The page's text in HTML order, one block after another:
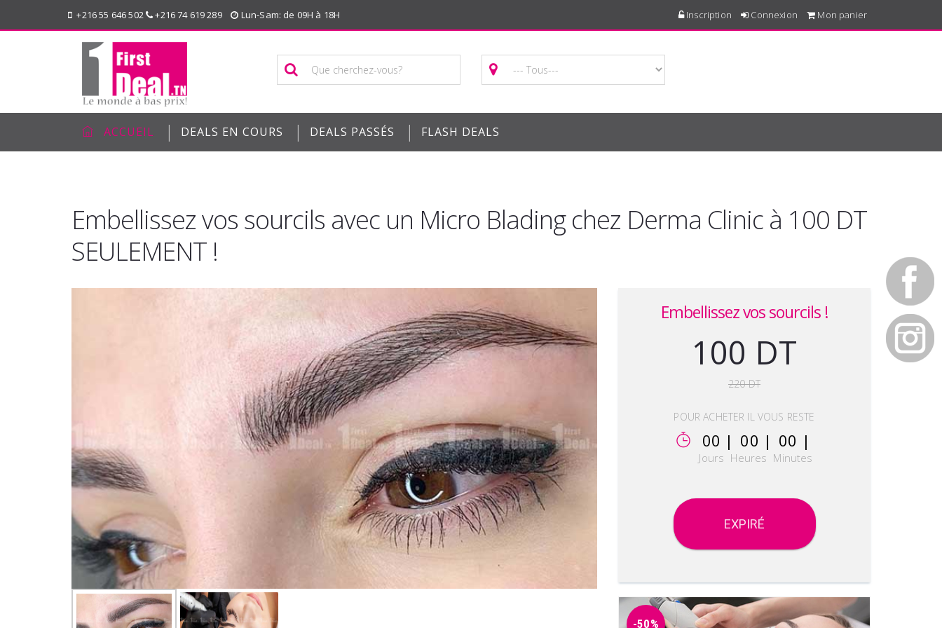
+216 55 646 502 +216 74 619 289 Lun-Sam: de 09H à 18H Inscription Connexion Mon panier
ACCUEIL | DEALS EN COURS | DEALS PASSÉS | FLASH DEALS
Embellissez vos sourcils avec un Micro Blading chez Derma Clinic à 100 DT
SEULEMENT !
Embellissez vos sourcils !
100 DT
220 DT
POUR ACHETER IL VOUS RESTE
00 | 00 | 00 |
Jours Heures Minutes
EXPIRÉ
-50%